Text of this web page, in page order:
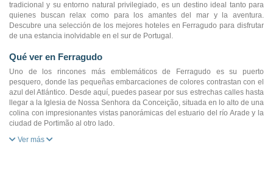
tradicional y su entorno natural privilegiado, es un destino ideal tanto para
quienes buscan relax como para los amantes del mar y la aventura.
Descubre una selección de los mejores hoteles en Ferragudo para disfrutar
de una estancia inolvidable en el sur de Portugal.
Qué ver en Ferragudo
Uno de los rincones más emblemáticos de Ferragudo es su puerto
pesquero, donde las pequeñas embarcaciones de colores contrastan con el
azul del Atlántico. Desde aquí, puedes pasear por sus estrechas calles hasta
llegar a la Iglesia de Nossa Senhora da Conceição, situada en lo alto de una
colina con impresionantes vistas panorámicas del estuario del río Arade y la
ciudad de Portimão al otro lado.
Ver más